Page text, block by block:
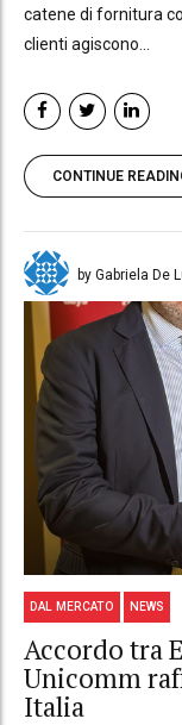
catene di fornitura
clienti agiscono...
CONTINUE
by Gabriela De
DAL MERCATO NEWS
Accordo tra
Unicomm
Italia